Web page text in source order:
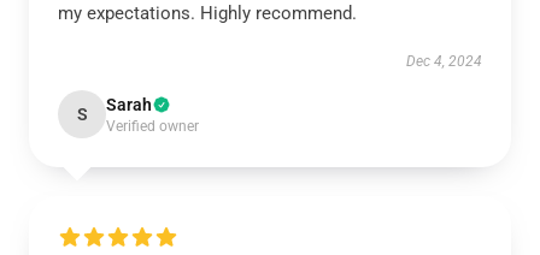
my expectations. Highly recommend.
Dec 4, 2024
S Sarah
Verified owner